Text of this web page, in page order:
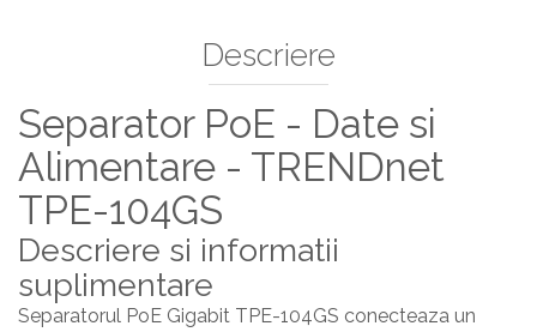
Descriere
Separator PoE - Date si
Alimentare - TRENDnet
TPE-104GS
Descriere si informatii
suplimentare
Separatorul PoE Gigabit TPE-104GS conecteaza un